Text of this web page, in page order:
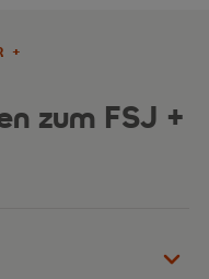
Sie den erweiteren
können diese Einstellung
+
zum FSJ +